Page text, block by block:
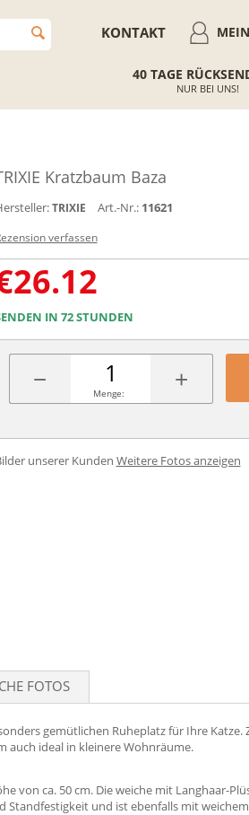
KONTAKT
40 TAGE
NUR BEI UNS!
Kratzbaum Baza
TRIXIE Art.-Nr.: 11621
verfassen
26.12
IN 72 STUNDEN
− +
Menge:
unserer Kunden Weitere Fotos anzeigen
FOTOS
gemütlichen Ruheplatz für Ihre Katze.
auch ideal in kleinere Wohnräume.
von ca. 50 cm. Die weiche mit Langhaar-
und ist ebenfalls mit